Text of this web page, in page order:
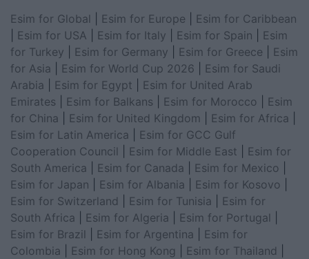
Esim for Global Esim for Europe
Esim for Caribbean
Esim for USA Esim for Italy Esim for Spain
Esim
for Turkey
Esim for Germany Esim for Greece
Esim
for Asia
Esim for World Cup 2026
Esim for Saudi
Arabia
Esim for Egypt
Esim for United Arab
Emirates
Esim for Balkans Esim for Morocco
Esim
for China
Esim for United Kingdom Esim for Africa
Esim for Latin America
Esim for GCC Gulf
Cooperation Council
Esim for Middle East
Esim for
South America
Esim for Canada Esim for Mexico
Esim for Japan
Esim for Albania Esim for Kosovo
Esim for Switzerland
Esim for Tunisia
Esim for
South Africa
Esim for Algeria Esim for Portugal
Esim for Brazil
Esim for Argentina
Esim for
Colombia
Esim for Hong Kong Esim for Thailand